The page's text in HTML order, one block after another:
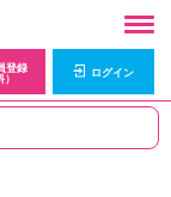
登録
ログイン